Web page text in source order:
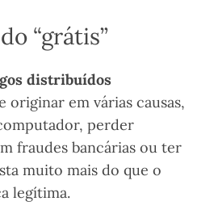
“grátis”
distribuídos
originar em várias causas,
perder
fraudes bancárias ou ter
muito mais do que o
legítima.